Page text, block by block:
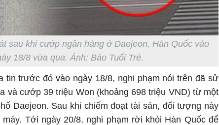
sau khi cướp ngân hàng ở Daejeon, Hàn Quốc vào
18/8 vừa qua. Ảnh: Báo Tuổi Trẻ.
tin trước đó vào ngày 18/8, nghi phạm nói trên đã sử
và cướp 39 triệu Won (khoảng 698 triệu VND) từ một
Daejeon. Sau khi chiếm đoạt tài sản, đối tượng này
Tới ngày 20/8, nghi phạm rời khỏi Hàn Quốc để